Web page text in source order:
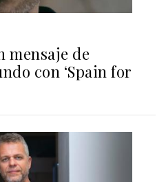
mensaje de
con ‘Spain for